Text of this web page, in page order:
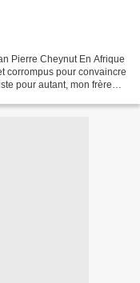
Pierre Cheynut En Afrique
corrompus pour convaincre
pour autant, mon frère